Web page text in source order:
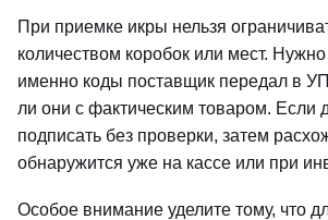
При приемке икры нельзя
количеством коробок или мест. Нужно
именно коды поставщик передал в
ли они с фактическим товаром. Если
подписать без проверки, затем
обнаружится уже на кассе или при
Особое внимание уделите тому, что